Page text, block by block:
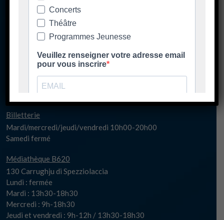
Spaziu Carlu Rocchi
130 Carrughju di Spezziolaccia
20620 Biguglia
Lundi matin fermé
Lundi 17h-20h30
Mardi/jeudi/vendredi 14h00-20h30
Samedi fermé
spaziu@biguglia.corsica
Billetterie
Mardi/mercredi/jeudi/vendredi 10h00-20h00
Samedi fermé
Médiathèque B620
130 Carrughju di Spezziolaccia
Lundi : fermée
Mardi : 13h30-18h30
Mercredi : 9h-18h30
Jeudi et vendredi : 9h-12h / 13h30-18h30